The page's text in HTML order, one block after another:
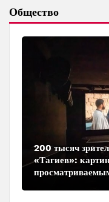
Общество
200 тысяч
«Тагиев»: